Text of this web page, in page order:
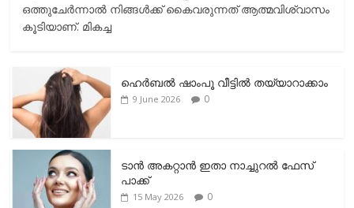
ഒത്തുചേര്‍ന്നാല്‍ നിങ്ങള്‍ക്ക് കൈവരുന്നത് ആത്മവിശ്വാസം
കൂടിയാണ്. മികച്ച
ഹെര്‍ബല്‍ ഷാംപൂ വീട്ടില്‍ തയ്യാറാക്കാം
9 June 2026 0
ടാന്‍ അകറ്റാന്‍ ഇതാ നാച്ചുറല്‍ ഫേസ്
പാക്ക്
15 May 2026 0